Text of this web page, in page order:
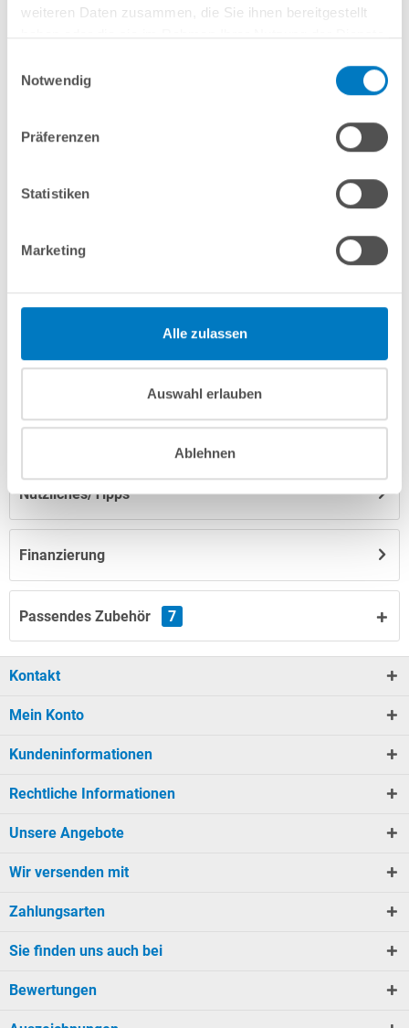
weiteren Daten zusammen, die Sie ihnen bereitgestellt
Notwendig
Präferenzen
Statistiken
Marketing
Alle zulassen
Auswahl erlauben
Ablehnen
Merken
Fragen? Wir helfen Ihnen gerne weiter:
Produktbeschreibung
Finanzierung
Anleitungen/Datenblätter
Herstellerangaben
Nützliches/Tipps
Passendes Zubehör 7
Kontakt
Mein Konto
Kundeninformationen
Rechtliche Informationen
Unsere Angebote
Wir versenden mit
Zahlungsarten
Sie finden uns auch bei
Bewertungen